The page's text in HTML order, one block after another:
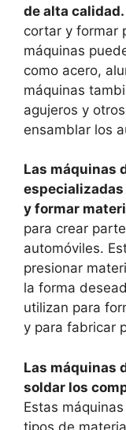
de alta calidad.
cortar y formar
máquinas
como acero,
máquinas
agujeros y
ensamblar los
Las máquinas
y formar
para crear
automóviles.
presionar
la forma
utilizan para
y para fabricar
Las máquinas
soldar los
Estas
tipos de